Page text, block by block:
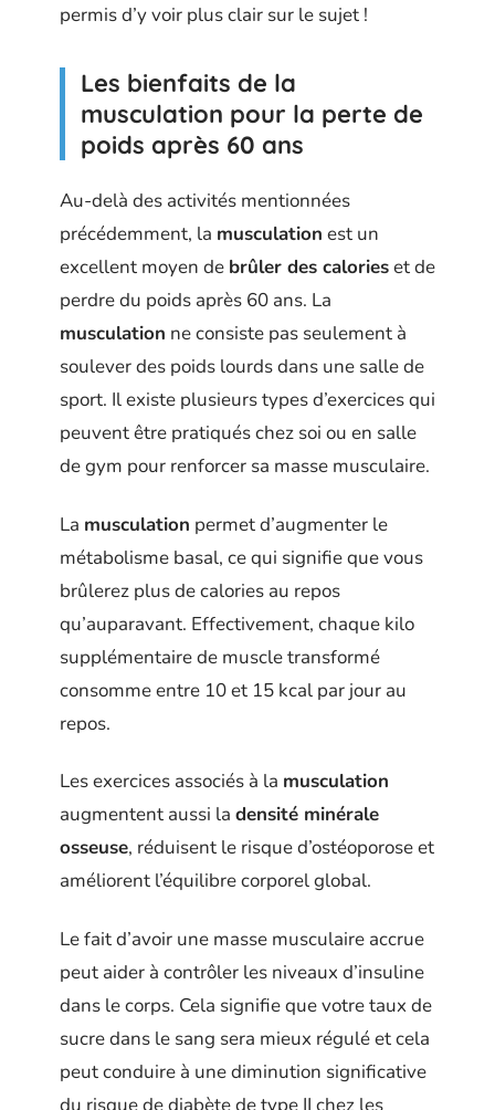
permis d’y voir plus clair sur le sujet !
Les bienfaits de la
musculation pour la perte de
poids après 60 ans
Au-delà des activités mentionnées
précédemment, la musculation est un
excellent moyen de brûler des calorieset de
perdre du poids après 60 ans. La
musculation ne consiste pas seulement à
soulever des poids lourds dans une salle de
sport. Il existe plusieurs types d’exercices qui
peuvent être pratiqués chez soi ou en salle
de gym pour renforcer sa masse musculaire.
La musculation permet d’augmenter le
métabolisme basal, ce qui signifie que vous
brûlerez plus de calories au repos
qu’auparavant. Effectivement, chaque kilo
supplémentaire de muscle transformé
consomme entre 10 et 15 kcal par jour au
repos.
Les exercices associés à la musculation
augmentent aussi la densité minérale
osseuse, réduisent le risque d’ostéoporose et
améliorent l’équilibre corporel global.
Le fait d’avoir une masse musculaire accrue
peut aider à contrôler les niveaux d’insuline
dans le corps. Cela signifie que votre taux de
sucre dans le sang sera mieux régulé et cela
peut conduire à une diminution significative
du risque de diabète de type II chez les